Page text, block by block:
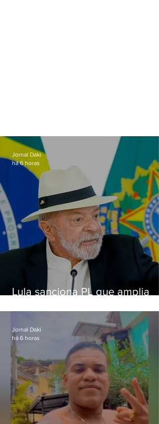
Lula sanciona PL que amplia
crianças
Jornal Daki
há 6 horas
Jornal Daki
há 6 horas